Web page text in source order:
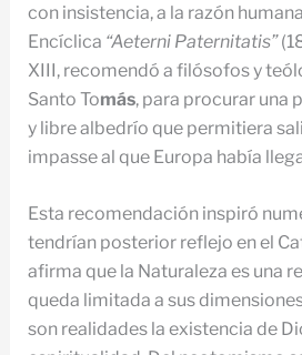
con insistencia, a la razón
Encíclica “Aeterni Paternitatis”
XIII, recomendó a filósofos y
Santo Tomás, para procurar una
y libre albedrío que permitiera
impasse al que Europa había
Esta recomendación inspiró
tendrían posterior reflejo en el
afirma que la Naturaleza es una
queda limitada a sus
son realidades la existencia de